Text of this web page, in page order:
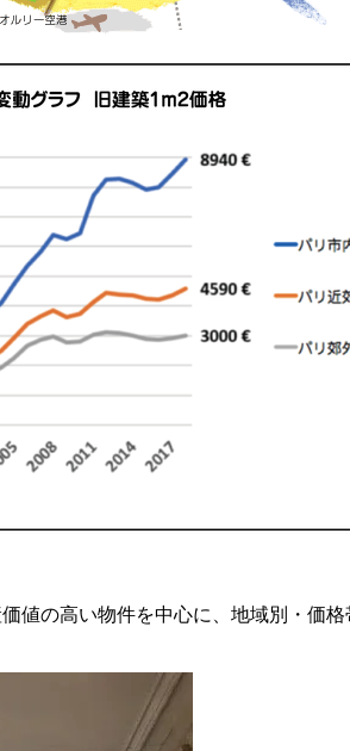
値の高い物件を中心に、地域別・価